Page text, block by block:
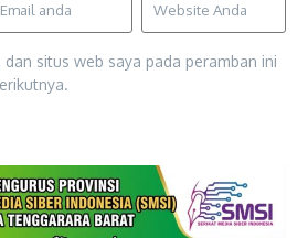
dan situs web saya pada peramban ini